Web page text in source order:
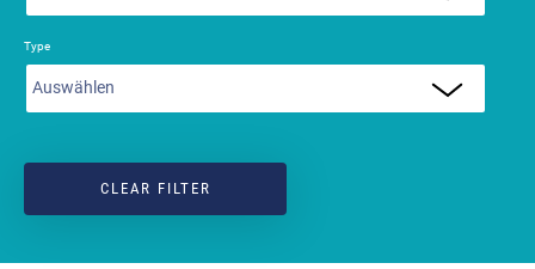
Type
CLEAR FILTER